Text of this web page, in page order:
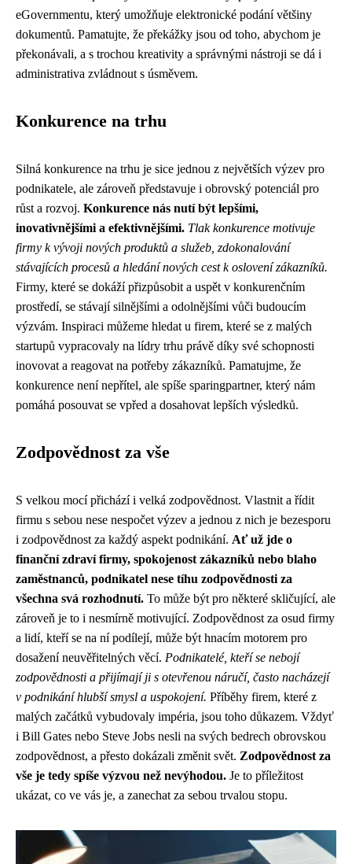
eGovernmentu, který umožňuje elektronické podání většiny
dokumentů. Pamatujte, že překážky jsou od toho, abychom je
překonávali, a s trochou kreativity a správnými nástroji se dá i
administrativa zvládnout s úsměvem.
Konkurence na trhu
Silná konkurence na trhu je sice jednou z největších výzev pro
podnikatele, ale zároveň představuje i obrovský potenciál pro
růst a rozvoj. Konkurence nás nutí být lepšími,
inovativnějšími a efektivnějšími. Tlak konkurence motivuje
firmy k vývoji nových produktů a služeb, zdokonalování
stávajících procesů a hledání nových cest k oslovení zákazníků.
Firmy, které se dokáží přizpůsobit a uspět v konkurenčním
prostředí, se stávají silnějšími a odolnějšími vůči budoucím
výzvám. Inspiraci můžeme hledat u firem, které se z malých
startupů vypracovaly na lídry trhu právě díky své schopnosti
inovovat a reagovat na potřeby zákazníků. Pamatujme, že
konkurence není nepřítel, ale spíše sparingpartner, který nám
pomáhá posouvat se vpřed a dosahovat lepších výsledků.
Zodpovědnost za vše
S velkou mocí přichází i velká zodpovědnost. Vlastnit a řídit
firmu s sebou nese nespočet výzev a jednou z nich je bezesporu
i zodpovědnost za každý aspekt podnikání. Ať už jde o
finanční zdraví firmy, spokojenost zákazníků nebo blaho
zaměstnanců, podnikatel nese tíhu zodpovědnosti za
všechna svá rozhodnutí. To může být pro některé skličující, ale
zároveň je to i nesmírně motivující. Zodpovědnost za osud firmy
a lidí, kteří se na ní podílejí, může být hnacím motorem pro
dosažení neuvěřitelných věcí. Podnikatelé, kteří se nebojí
zodpovědnosti a přijímají ji s otevřenou náručí, často nacházejí
v podnikání hlubší smysl a uspokojení. Příběhy firem, které z
malých začátků vybudovaly impéria, jsou toho důkazem. Vždyť
i Bill Gates nebo Steve Jobs nesli na svých bedrech obrovskou
zodpovědnost, a přesto dokázali změnit svět. Zodpovědnost za
vše je tedy spíše výzvou než nevýhodou. Je to příležitost
ukázat, co ve vás je, a zanechat za sebou trvalou stopu.